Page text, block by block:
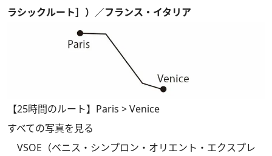
ラシックルート］）／フランス・イタリア
【25時間のルート】Paris > Venice
すべての写真を見る
VSOE（ベニス・シンプロン・オリエント・エクスプレ